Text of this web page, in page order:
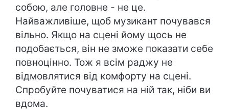
собою, але головне - не це.
Найважливіше, щоб музикант почувався
вільно. Якщо на сцені йому щось не
подобається, він не зможе показати себе
повноцінно. Тож я всім раджу не
відмовлятися від комфорту на сцені.
Спробуйте почуватися на ній так, ніби ви
вдома.